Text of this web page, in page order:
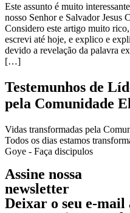
Este assunto é muito
nosso Senhor e Salvador Jesus
Considero este artigo muito
escrevi até hoje, e explico e
devido a revelação da palavra
[…]
Testemunhos de
pela Comunidade
Vidas transformadas pela
Todos os dias estamos
Goye - Faça discipulos
Assine nossa
newsletter
Deixar o seu e-